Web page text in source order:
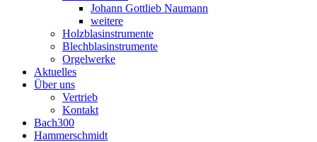
Johann Gottlieb Naumann
weitere
Holzblasinstrumente
Blechblasinstrumente
Orgelwerke
Aktuelles
Über uns
Vertrieb
Kontakt
Bach300
Hammerschmidt